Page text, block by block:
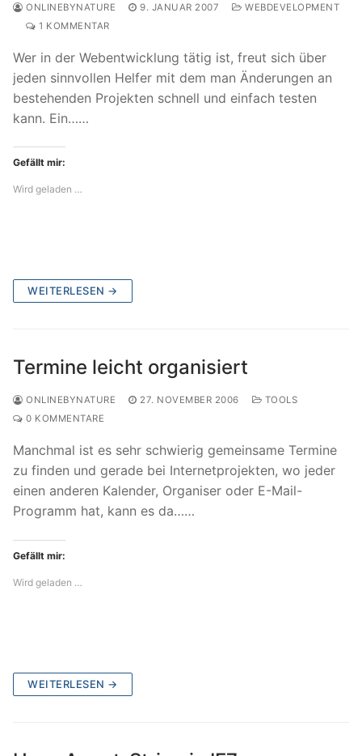
ONLINEBYNATURE 9. JANUAR 2007
WEBDEVELOPMENT
1 KOMMENTAR
Wer in der Webentwicklung tätig ist, freut sich über
jeden sinnvollen Helfer mit dem man Änderungen an
bestehenden Projekten schnell und einfach testen
kann. Ein……
Gefällt mir:
Wird geladen …
WEITERLESEN →
Termine leicht organisiert
ONLINEBYNATURE 27. NOVEMBER 2006
TOOLS
0 KOMMENTARE
Manchmal ist es sehr schwierig gemeinsame Termine
zu finden und gerade bei Internetprojekten, wo jeder
einen anderen Kalender, Organiser oder E-Mail-
Programm hat, kann es da……
Gefällt mir:
Wird geladen …
WEITERLESEN →